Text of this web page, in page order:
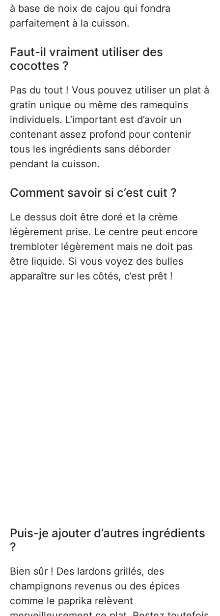
à base de noix de cajou qui fondra
parfaitement à la cuisson.
Faut-il vraiment utiliser des
cocottes ?
Pas du tout ! Vous pouvez utiliser un plat à
gratin unique ou même des ramequins
individuels. L’important est d’avoir un
contenant assez profond pour contenir
tous les ingrédients sans déborder
pendant la cuisson.
Comment savoir si c’est cuit ?
Le dessus doit être doré et la crème
légèrement prise. Le centre peut encore
trembloter légèrement mais ne doit pas
être liquide. Si vous voyez des bulles
apparaître sur les côtés, c’est prêt !
Puis-je ajouter d’autres ingrédients
?
Bien sûr ! Des lardons grillés, des
champignons revenus ou des épices
comme le paprika relèvent